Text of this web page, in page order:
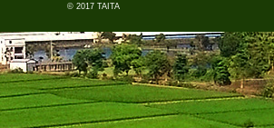
© 2017 TAITA